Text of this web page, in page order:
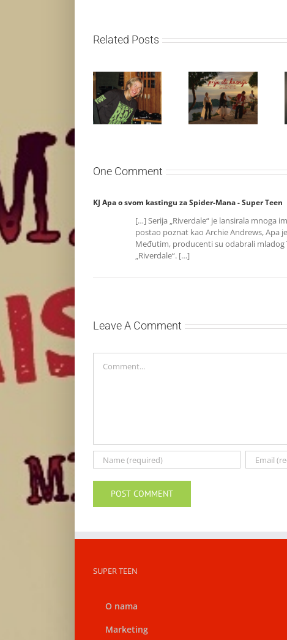
Related Posts
Ellie Goulding
otkriva nežniju
stranu novim
Silente
objavio novi
One Comment
KJ Apa o svom kastingu za Spider-Mana - Super Teen
[…] Serija „Riverdale“ je lansirala mnoga
postao poznat kao Archie Andrews, Apa
Međutim, producenti su odabrali
„Riverdale“. […]
Leave A Comment
SUPER TEEN
O nama
Marketing